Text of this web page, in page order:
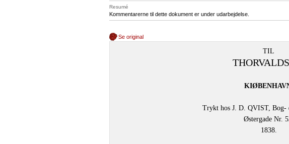
Resumé
Kommentarerne til dette dokument er under udarbejdelse.
Se original
TIL
Trykt hos J. D. QVIST, Bog-
Østergade Nr.
1838.